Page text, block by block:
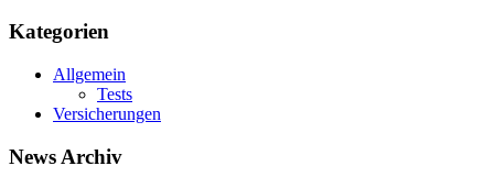
Kategorien
Allgemein
Tests
Versicherungen
News Archiv